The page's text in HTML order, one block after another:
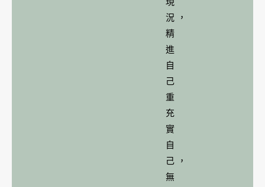
況，
精
進
自
己
重
充
實
自
己，
無